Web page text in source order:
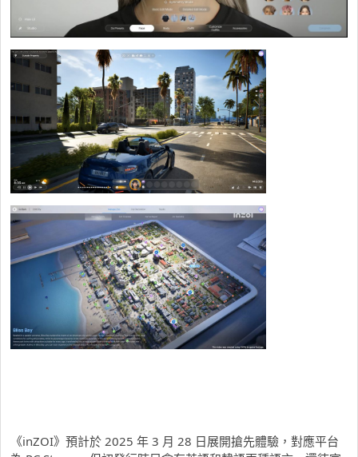
《inZOI》預計於 2025 年 3 月 28 日展開搶先體驗，對應平台